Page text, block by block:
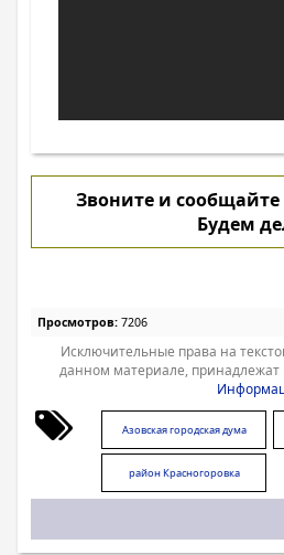
Звоните и
Будем
Просмотров: 7206
Исключительные права на
данном материале,
Азовская городская дума
район Красногоровка